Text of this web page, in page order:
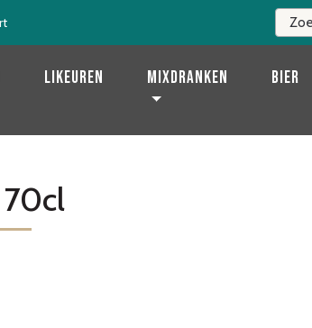
Likeuren Mixdranken Bier
70cl